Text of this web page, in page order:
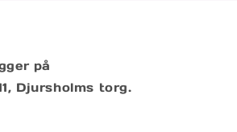
på
Djursholms torg.